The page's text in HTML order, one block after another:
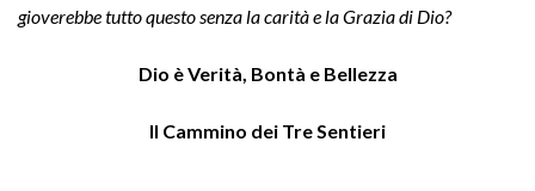
gioverebbe tutto questo senza la carità e la Grazia di Dio?
Dio è Verità, Bontà e Bellezza
Il Cammino dei Tre Sentieri